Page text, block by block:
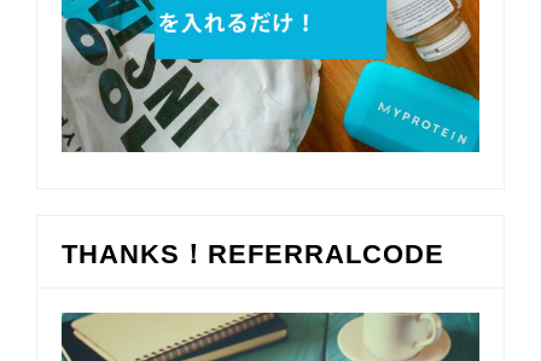
THANKS！REFERRALCODE